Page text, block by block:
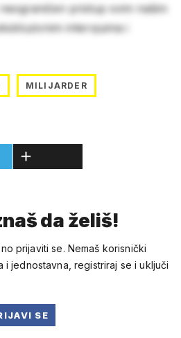
pristup svim našim
intervjuima i
MILIJARDER
da želiš!
prijaviti se. Nemaš korisnički
i jednostavna, registriraj se i uključi
SE